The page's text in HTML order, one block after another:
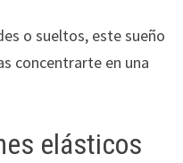
o sueltos, este sueño
concentrarte en una
elásticos